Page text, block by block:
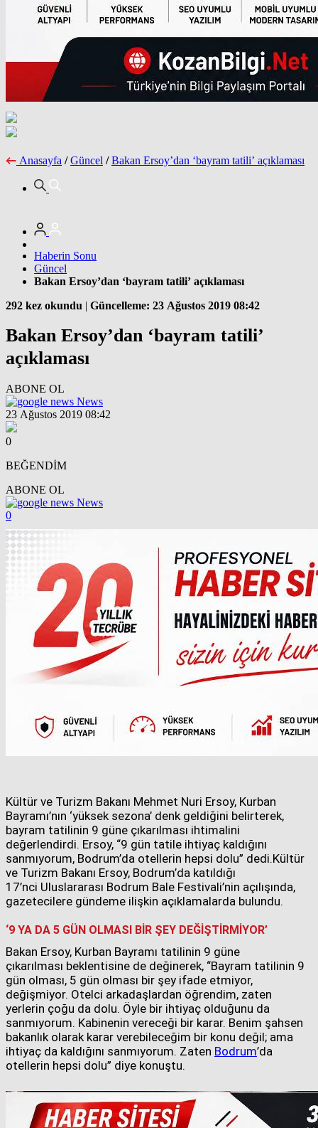
Anasayfa / Güncel / Bakan Ersoy’dan ‘bayram tatili’ açıklaması
Haberin Sonu
Güncel
Bakan Ersoy’dan ‘bayram tatili’ açıklaması
292 kez okundu | Güncelleme: 23 Ağustos 2019 08:42
Bakan Ersoy’dan ‘bayram tatili’
açıklaması
ABONE OL
News
23 Ağustos 2019 08:42
0
BEĞENDİM
ABONE OL
News
0
Kültür ve Turizm Bakanı Mehmet Nuri Ersoy, Kurban
Bayramı’nın ‘yüksek sezona’ denk geldiğini belirterek,
bayram tatilinin 9 güne çıkarılması ihtimalini
değerlendirdi. Ersoy, “9 gün tatile ihtiyaç kaldığını
sanmıyorum, Bodrum’da otellerin hepsi dolu” dedi.Kültür
ve Turizm Bakanı Ersoy, Bodrum’da katıldığı
17’nci Uluslararası Bodrum Bale Festivali’nin açılışında,
gazetecilere gündeme ilişkin açıklamalarda bulundu.
‘9 YA DA 5 GÜN OLMASI BİR ŞEY DEĞİŞTİRMİYOR’
Bakan Ersoy, Kurban Bayramı tatilinin 9 güne
çıkarılması beklentisine de değinerek, “Bayram tatilinin 9
gün olması, 5 gün olması bir şey ifade etmiyor,
değişmiyor. Otelci arkadaşlardan öğrendim, zaten
yerlerin çoğu da dolu. Öyle bir ihtiyaç olduğunu da
sanmıyorum. Kabinenin vereceği bir karar. Benim şahsen
bakanlık olarak karar verebileceğim bir konu değil; ama
ihtiyaç da kaldığını sanmıyorum. Zaten Bodrum’da
otellerin hepsi dolu” diye konuştu.